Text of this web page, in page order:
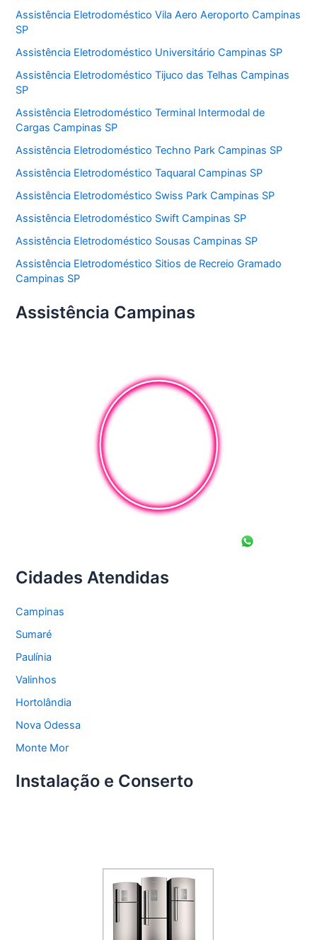
Assistência Eletrodoméstico Vila Aero Aeroporto Campinas
SP
Assistência Eletrodoméstico Universitário Campinas SP
Assistência Eletrodoméstico Tijuco das Telhas Campinas
SP
Assistência Eletrodoméstico Terminal Intermodal de
Cargas Campinas SP
Assistência Eletrodoméstico Techno Park Campinas SP
Assistência Eletrodoméstico Taquaral Campinas SP
Assistência Eletrodoméstico Swiss Park Campinas SP
Assistência Eletrodoméstico Swift Campinas SP
Assistência Eletrodoméstico Sousas Campinas SP
Assistência Eletrodoméstico Sitios de Recreio Gramado
Campinas SP
Assistência Campinas
Cidades Atendidas
Campinas
Sumaré
Paulínia
Valinhos
Hortolândia
Nova Odessa
Monte Mor
Instalação e Conserto